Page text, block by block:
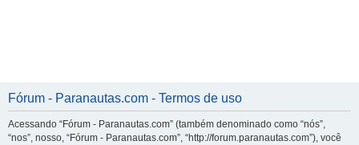
Fórum - Paranautas.com - Termos de uso
Acessando “Fórum - Paranautas.com” (também denominado como “nós”,
“nos”, nosso, “Fórum - Paranautas.com”, “http://forum.paranautas.com”), você